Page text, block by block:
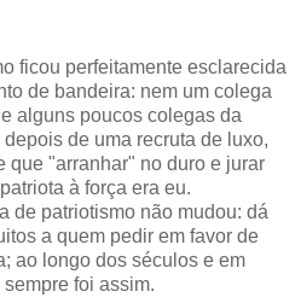
ficou perfeitamente esclarecida
de bandeira: nem um colega
alguns poucos colegas da
de uma recruta de luxo,
que "arranhar" no duro e jurar
à força era eu.
de patriotismo não mudou: dá
a quem pedir em favor de
ao longo dos séculos e em
foi assim.